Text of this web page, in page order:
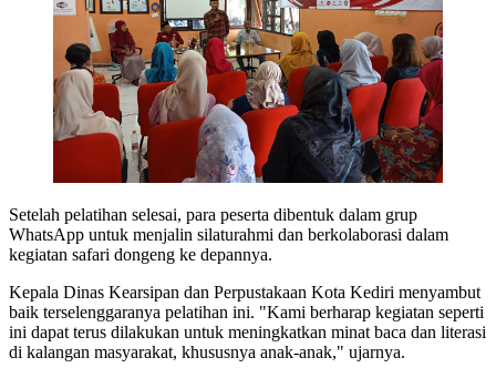
Setelah pelatihan selesai, para peserta dibentuk dalam grup
WhatsApp untuk menjalin silaturahmi dan berkolaborasi dalam
kegiatan safari dongeng ke depannya.
Kepala Dinas Kearsipan dan Perpustakaan Kota Kediri menyambut
baik terselenggaranya pelatihan ini. "Kami berharap kegiatan seperti
ini dapat terus dilakukan untuk meningkatkan minat baca dan literasi
di kalangan masyarakat, khususnya anak-anak," ujarnya.